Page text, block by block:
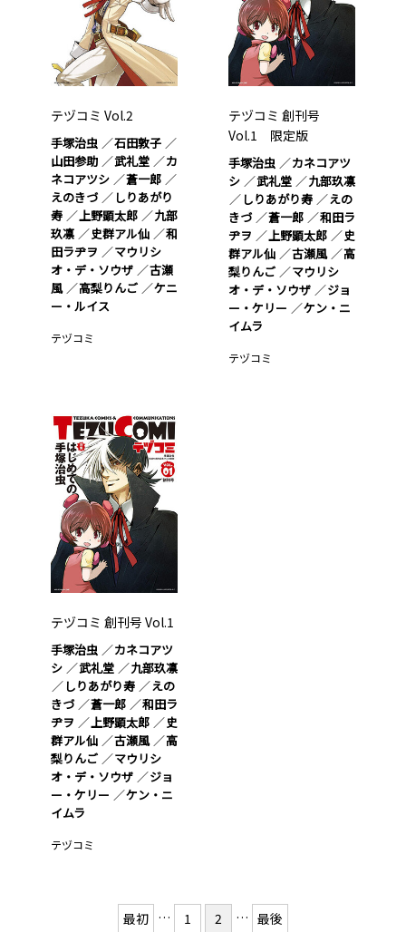
テヅコミ Vol.2
手塚治虫
石田敦子
山田参助
武礼堂
カ
ネコアツシ
蒼一郎
えのきづ
しりあがり
寿
上野顕太郎
九部
玖凛
史群アル仙
和
田ラヂヲ
マウリシ
オ・デ・ソウザ
古瀬
風
高梨りんご
ケニ
ー・ルイス
テヅコミ
テヅコミ 創刊号
Vol.1 限定版
手塚治虫
カネコアツ
シ
武礼堂
九部玖凛
しりあがり寿
えの
きづ
蒼一郎
和田ラ
ヂヲ
上野顕太郎
史
群アル仙
古瀬風
高
梨りんご
マウリシ
オ・デ・ソウザ
ジョ
ー・ケリー
ケン・ニ
イムラ
テヅコミ
テヅコミ 創刊号 Vol.1
手塚治虫
カネコアツ
シ
武礼堂
九部玖凛
しりあがり寿
えの
きづ
蒼一郎
和田ラ
ヂヲ
上野顕太郎
史
群アル仙
古瀬風
高
梨りんご
マウリシ
オ・デ・ソウザ
ジョ
ー・ケリー
ケン・ニ
イムラ
テヅコミ
最初 … 1 2 … 最後